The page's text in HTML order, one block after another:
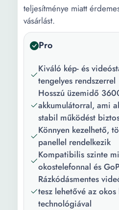
teljesítménye miatt
vásárlást.
Pro
Kiváló kép- és
tengelyes rendszerrel
Hosszú üzemidő
akkumulátorral, ami
stabil működést
Könnyen kezelhető,
panellel rendelkezik
Kompatibilis szinte
okostelefonnal és
Rázkódásmentes
tesz lehetővé az
technológiával